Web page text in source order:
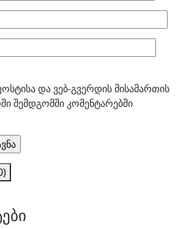
და ვებ-გვერდის მისამართის
შემდგომში კომენტარებში